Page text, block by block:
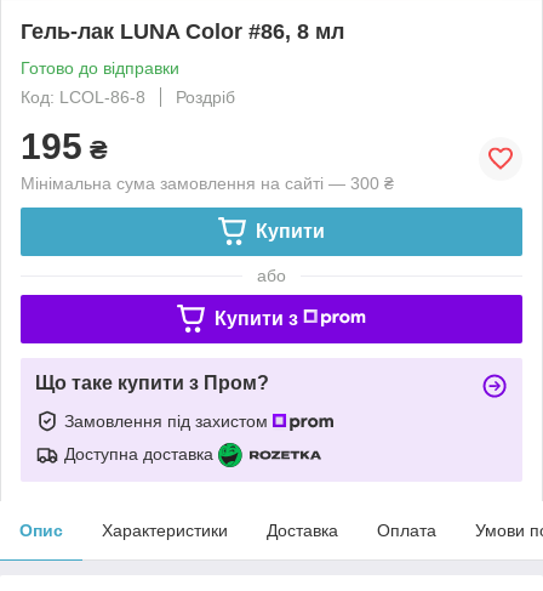
Гель-лак LUNA Color #86, 8 мл
Готово до відправки
Код: LCOL-86-8
Роздріб
195 ₴
Мінімальна сума замовлення на сайті — 300 ₴
Купити
або
Купити з
Що таке купити з Пром?
Замовлення під захистом
Доступна доставка
Опис Характеристики Доставка Оплата Умови